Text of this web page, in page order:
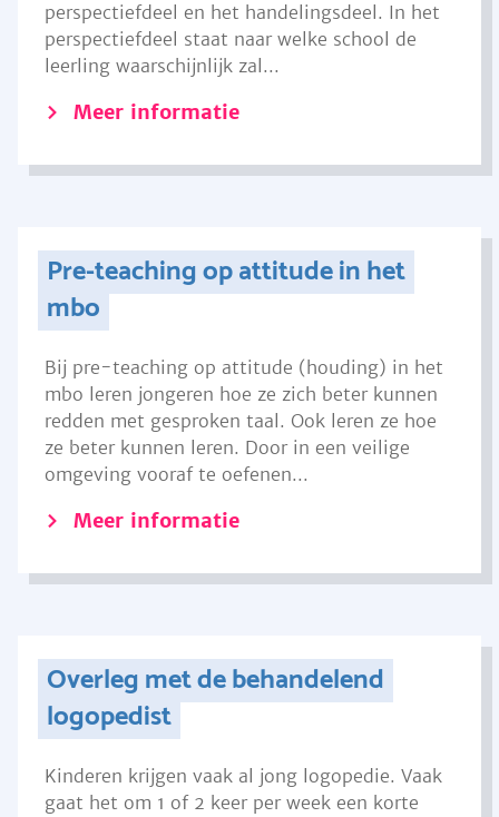
perspectiefdeel en het handelingsdeel. In het
perspectiefdeel staat naar welke school de
leerling waarschijnlijk zal...
Meer informatie
Pre-teaching op attitude in het
mbo
Bij pre-teaching op attitude (houding) in het
mbo leren jongeren hoe ze zich beter kunnen
redden met gesproken taal. Ook leren ze hoe
ze beter kunnen leren. Door in een veilige
omgeving vooraf te oefenen...
Meer informatie
Overleg met de behandelend
logopedist
Kinderen krijgen vaak al jong logopedie. Vaak
gaat het om 1 of 2 keer per week een korte